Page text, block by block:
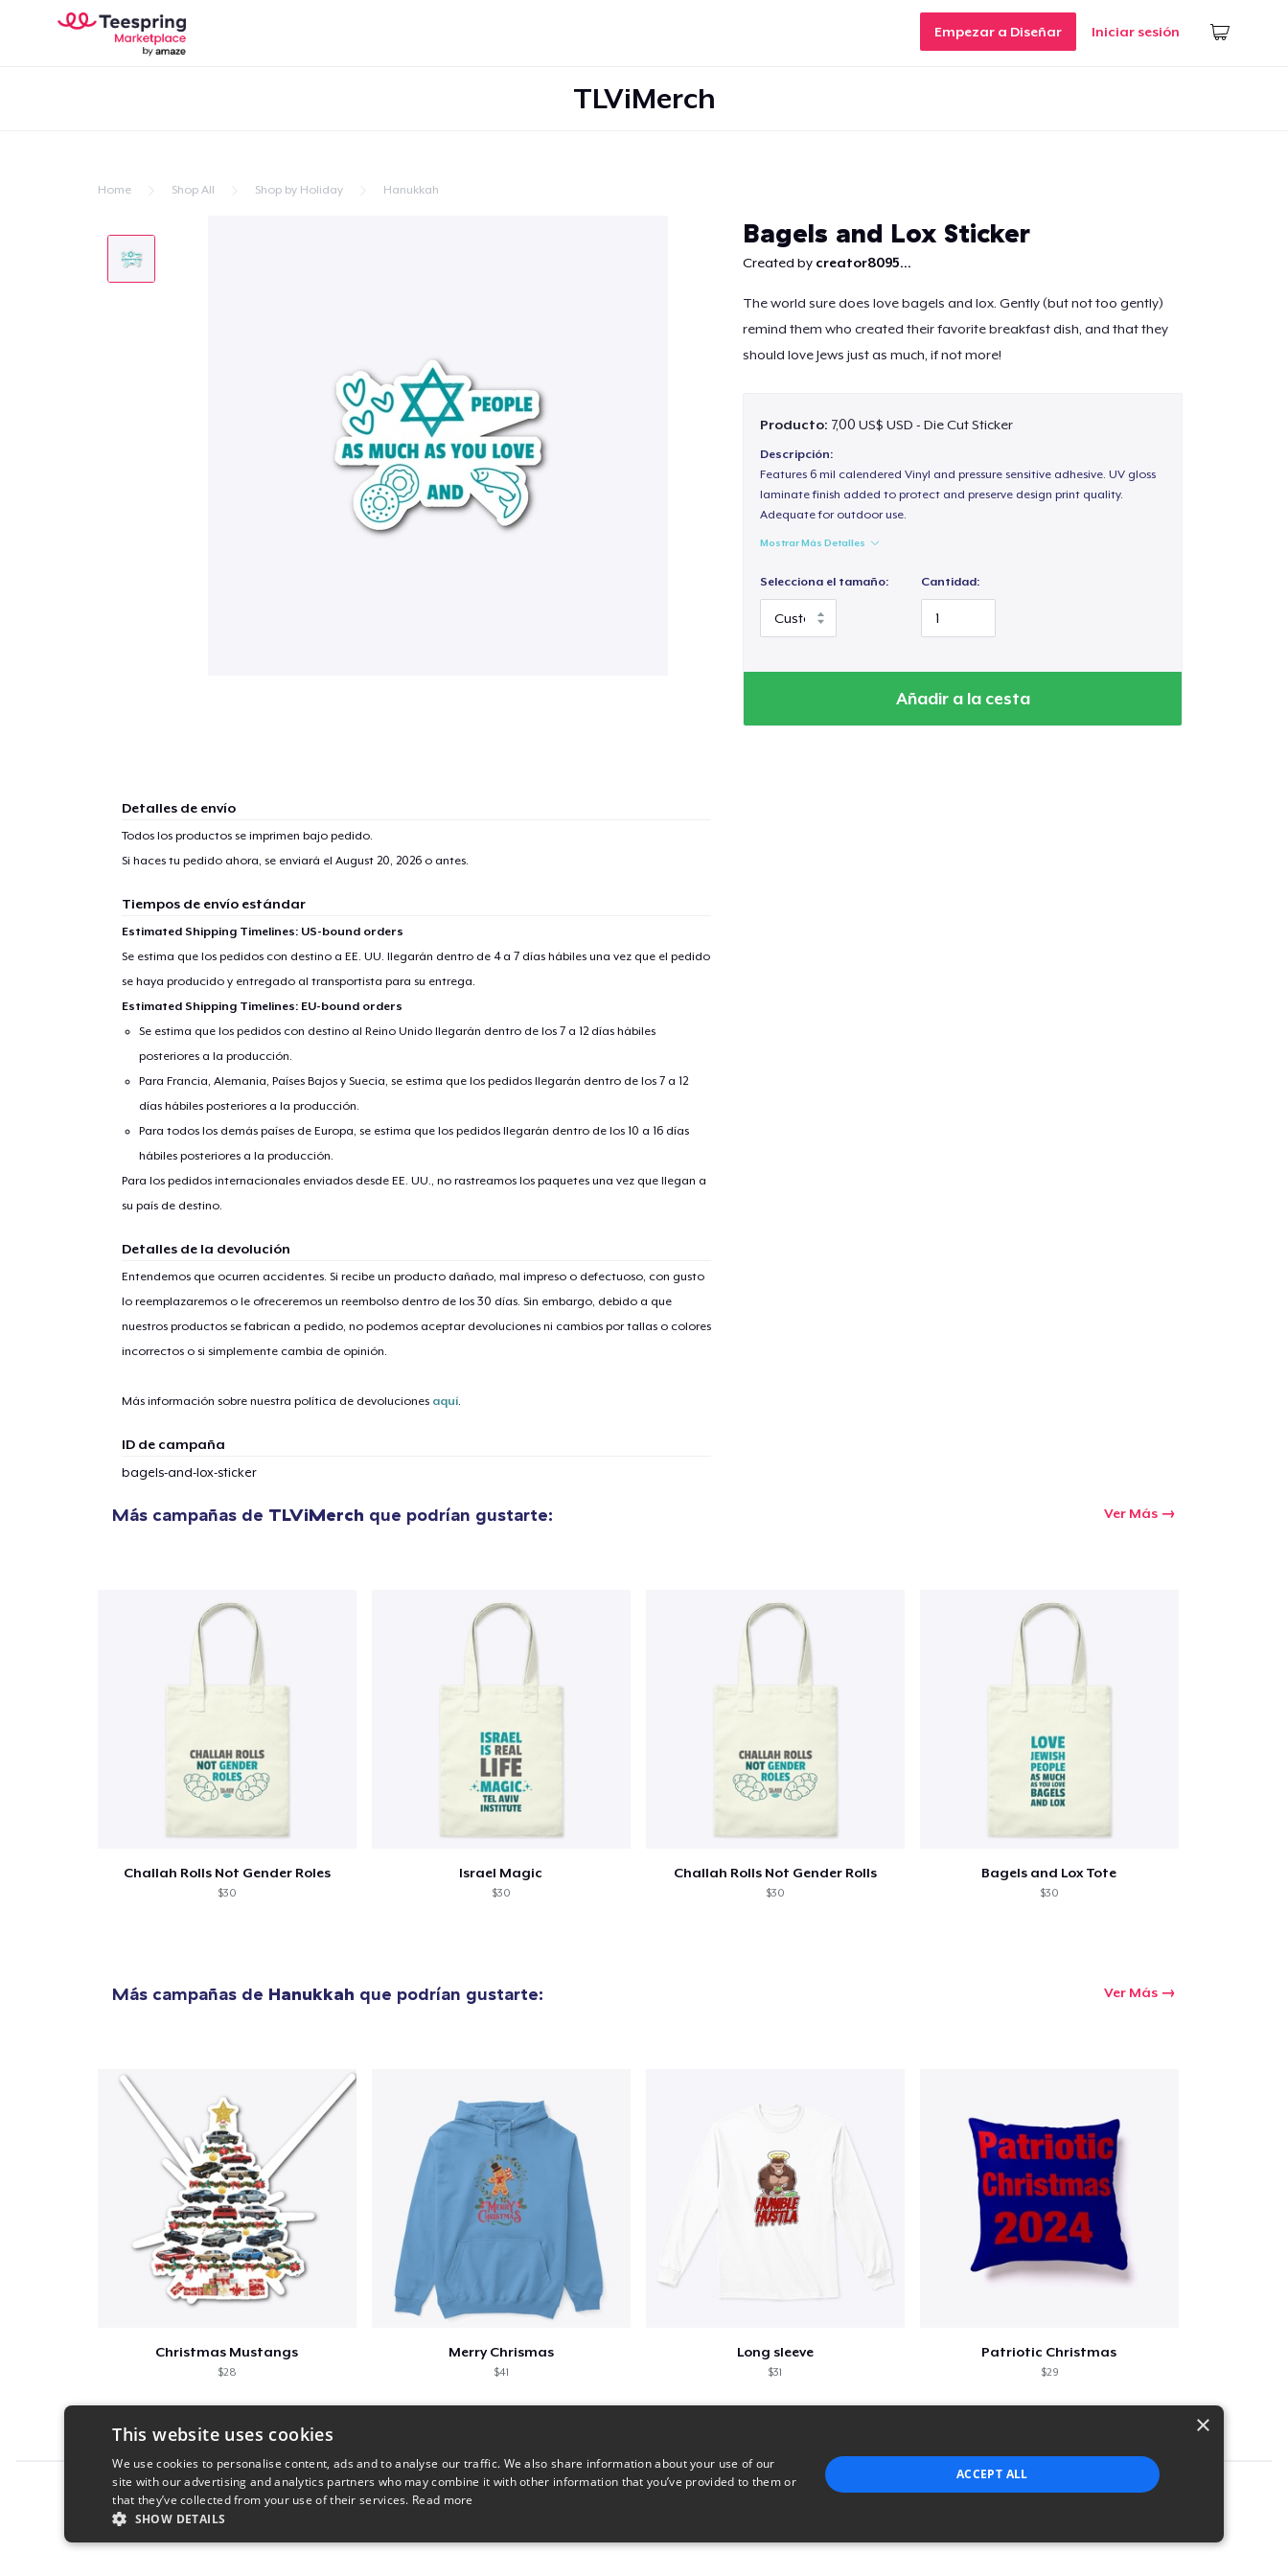
Empezar a Diseñar Iniciar sesión
TLViMerch
Home Shop All Shop by Holiday Hanukkah
Bagels and Lox Sticker
Created by creator8095...
The world sure does love bagels and lox. Gently (but not too gently)
remind them who created their favorite breakfast dish, and that they
should love Jews just as much, if not more!
Producto: 7,00 US$ USD - Die Cut Sticker
Descripción:
Features 6 mil calendered Vinyl and pressure sensitive adhesive. UV gloss
laminate finish added to protect and preserve design print quality.
Adequate for outdoor use.
Mostrar Más Detalles
Selecciona el tamaño: Cantidad:
Añadir a la cesta
Detalles de envío
Todos los productos se imprimen bajo pedido.
Si haces tu pedido ahora, se enviará el August 20, 2026o antes.
Tiempos de envío estándar
Estimated Shipping Timelines: US-bound orders
Se estima que los pedidos con destino a EE. UU. llegarán dentro de 4 a 7 días hábiles una vez que el pedido
se haya producido y entregado al transportista para su entrega.
Estimated Shipping Timelines: EU-bound orders
Se estima que los pedidos con destino al Reino Unido llegarán dentro de los 7 a 12 días hábiles
posteriores a la producción.
Para Francia, Alemania, Países Bajos y Suecia, se estima que los pedidos llegarán dentro de los 7 a 12
días hábiles posteriores a la producción.
Para todos los demás países de Europa, se estima que los pedidos llegarán dentro de los 10 a 16 días
hábiles posteriores a la producción.
Para los pedidos internacionales enviados desde EE. UU., no rastreamos los paquetes una vez que llegan a
su país de destino.
Detalles de la devolución
Entendemos que ocurren accidentes. Si recibe un producto dañado, mal impreso o defectuoso, con gusto
lo reemplazaremos o le ofreceremos un reembolso dentro de los 30 días. Sin embargo, debido a que
nuestros productos se fabrican a pedido, no podemos aceptar devoluciones ni cambios por tallas o colores
incorrectos o si simplemente cambia de opinión.
Más información sobre nuestra política de devoluciones aquí.
ID de campaña
bagels-and-lox-sticker
Más campañas de TLViMerch que podrían gustarte: Ver Más
Challah Rolls Not Gender Roles
$30
Israel Magic
$30
Challah Rolls Not Gender Rolls
$30
Bagels and Lox Tote
$30
Más campañas de Hanukkah que podrían gustarte: Ver Más
Christmas Mustangs
$28
Merry Chrismas
$41
Long sleeve
$31
Patriotic Christmas
$29
Report this product
1artículo añadido al
×
This website uses cookies
We use cookies to personalise content, ads and to analyse our traffic. We also share information about your use of our
site with our advertising and analytics partners who may combine it with other information that you’ve provided to them or
that they’ve collected from your use of their services. Read more
SHOW DETAILS
ACCEPT ALL